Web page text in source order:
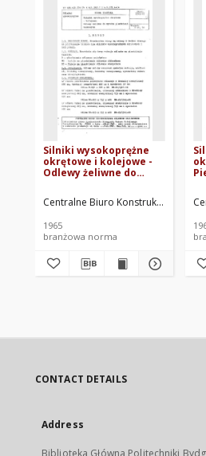
Silniki wysokoprężne
okrętowe i kolejowe -
Odlewy żeliwne do
tłokowych BN-65/1341-
08
Centralne Biuro Konstrukcyjne
1965
branżowa norma
CONTACT DETAILS
Address
Biblioteka Główna Politechniki